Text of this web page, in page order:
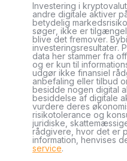
Investering i
andre digitale aktiver
betydelig
søger, ikke er
blive det fremover.
investeringsresultater.
data her stammer fra
og er kun til
udgør ikke finansiel
anbefaling eller tilbud
besidde nogen digital
besiddelse af digitale
vurdere deres
risikotolerance og
juridiske,
rådgivere, hvor det er
information, henvises
service.